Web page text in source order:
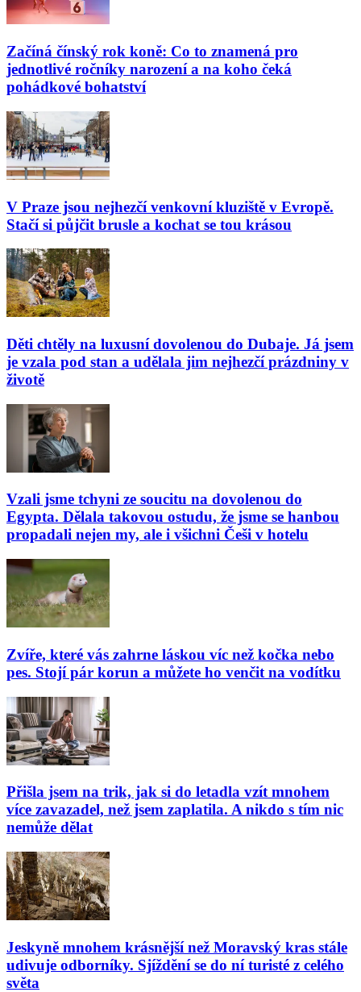
Začíná čínský rok koně: Co to znamená pro
jednotlivé ročníky narození a na koho čeká
pohádkové bohatství
V Praze jsou nejhezčí venkovní kluziště v Evropě.
Stačí si půjčit brusle a kochat se tou krásou
Děti chtěly na luxusní dovolenou do Dubaje. Já jsem
je vzala pod stan a udělala jim nejhezčí prázdniny v
životě
Vzali jsme tchyni ze soucitu na dovolenou do
Egypta. Dělala takovou ostudu, že jsme se hanbou
propadali nejen my, ale i všichni Češi v hotelu
Zvíře, které vás zahrne láskou víc než kočka nebo
pes. Stojí pár korun a můžete ho venčit na vodítku
Přišla jsem na trik, jak si do letadla vzít mnohem
více zavazadel, než jsem zaplatila. A nikdo s tím nic
nemůže dělat
Jeskyně mnohem krásnější než Moravský kras stále
udivuje odborníky. Sjíždění se do ní turisté z celého
světa